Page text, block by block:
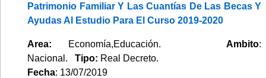
Patrimonio Familiar Y Las Cuantías De Las Becas Y
Ayudas Al Estudio Para El Curso 2019-2020
Area: Economía,Educación. Ambito:
Nacional. Tipo: Real Decreto.
Fecha: 13/07/2019